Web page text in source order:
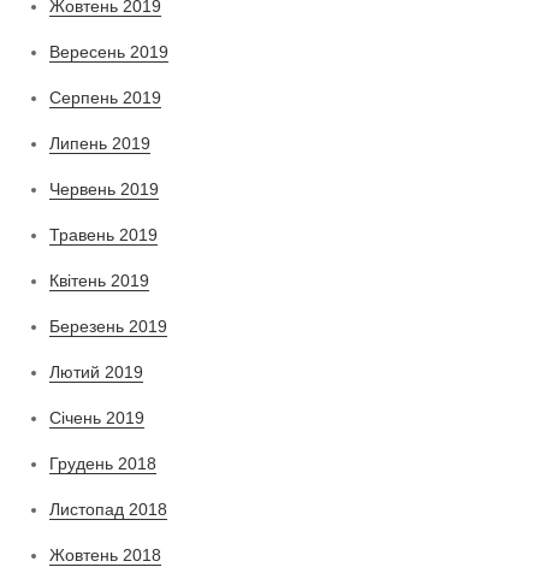
Жовтень 2019
Вересень 2019
Серпень 2019
Липень 2019
Червень 2019
Травень 2019
Квітень 2019
Березень 2019
Лютий 2019
Січень 2019
Грудень 2018
Листопад 2018
Жовтень 2018